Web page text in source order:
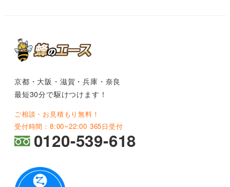
京都・大阪・滋賀・兵庫・奈良
最短30分で駆けつけます！
ご相談・お見積もり無料！
受付時間：8:00~22:00 365日受付
0120-539-618